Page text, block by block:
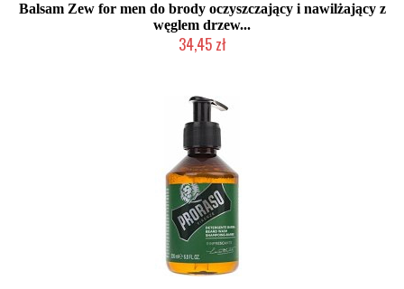
Balsam Zew for men do brody oczyszczający i nawilżający z
węglem drzew...
34,45 zł